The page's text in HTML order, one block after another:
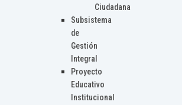
Ciudadana
Subsistema
de
Gestión
Integral
Proyecto
Educativo
Institucional